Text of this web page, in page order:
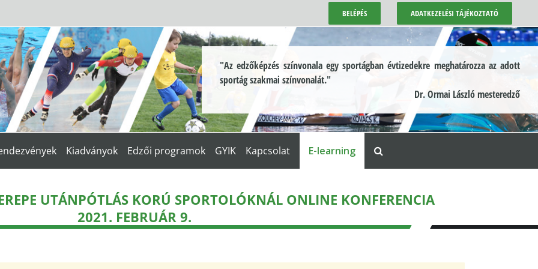
BELÉPÉS ADATKEZELÉSI TÁJÉKOZTATÓ
"Az edzőképzés színvonala egy sportágban évtizedekre meghatározza az adott
sportág szakmai színvonalát."
Dr. Ormai László mesteredző
Kiadványok Edzői programok GYIK Kapcsolat E-learning
UTÁNPÓTLÁS KORÚ SPORTOLÓKNÁL ONLINE KONFERENCIA
2021. FEBRUÁR 9.